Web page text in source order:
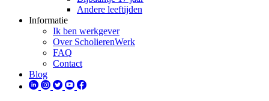
Andere leeftijden
Informatie
Ik ben werkgever
Over ScholierenWerk
FAQ
Contact
Blog